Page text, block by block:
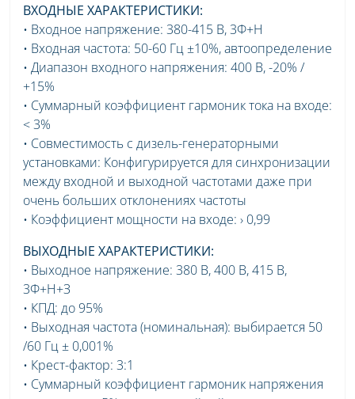
ВХОДНЫЕ ХАРАКТЕРИСТИКИ:
• Входное напряжение: 380-415 В, 3Ф+Н
• Входная частота: 50-60 Гц ±10%, автоопределение
• Диапазон входного напряжения: 400 В, -20% /
+15%
• Суммарный коэффициент гармоник тока на входе:
< 3%
• Совместимость с дизель-генераторными
установками: Конфигурируется для синхронизации
между входной и выходной частотами даже при
очень больших отклонениях частоты
• Коэффициент мощности на входе: › 0,99
ВЫХОДНЫЕ ХАРАКТЕРИСТИКИ:
• Выходное напряжение: 380 В, 400 В, 415 В,
3Ф+Н+З
• КПД: до 95%
• Выходная частота (номинальная): выбирается 50
/60 Гц ± 0,001%
• Крест-фактор: 3:1
• Суммарный коэффициент гармоник напряжения